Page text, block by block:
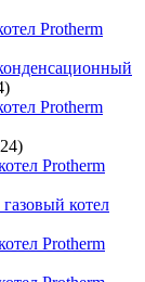
Protherm
Protherm
Protherm
котел
Protherm